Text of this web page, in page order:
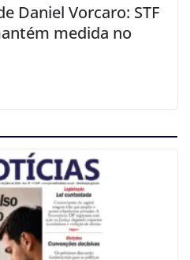
Daniel Vorcaro: STF
medida no